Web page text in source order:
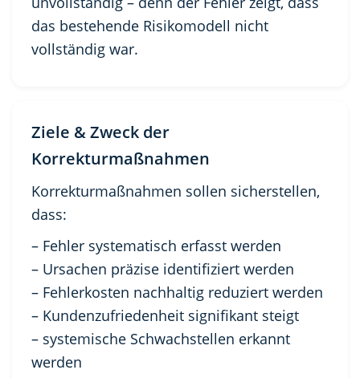
das bestehende Risikomodell nicht
vollständig war.
Ziele & Zweck der
Korrekturmaßnahmen
Korrekturmaßnahmen sollen sicherstellen,
dass:
– Fehler systematisch erfasst werden
– Ursachen präzise identifiziert werden
– Fehlerkosten nachhaltig reduziert werden
– Kundenzufriedenheit signifikant steigt
– systemische Schwachstellen erkannt
werden